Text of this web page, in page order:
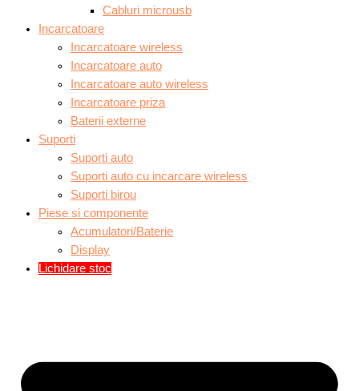
Cabluri microusb
Incarcatoare
Incarcatoare wireless
Incarcatoare auto
Incarcatoare auto wireless
Incarcatoare priza
Baterii externe
Suporti
Suporti auto
Suporti auto cu incarcare wireless
Suporti birou
Piese si componente
Acumulatori/Baterie
Display
Lichidare stoc